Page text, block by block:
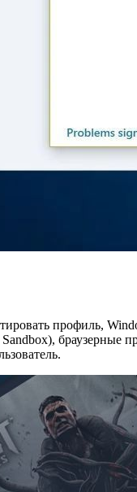
профиль,